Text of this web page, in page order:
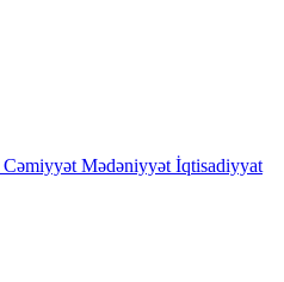
Cəmiyyət Mədəniyyət İqtisadiyyat